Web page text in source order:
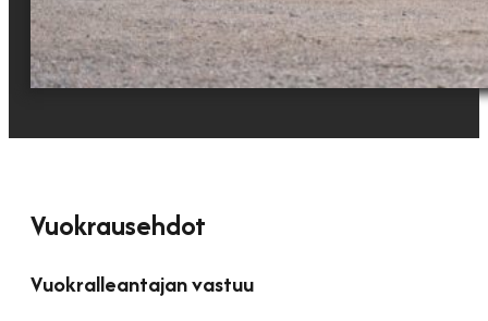
Vuokrausehdot
Vuokralleantajan vastuu